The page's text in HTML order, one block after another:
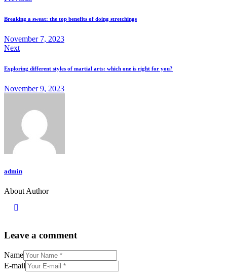
Breaking a sweat: the top benefits of doing stretchings
November 7, 2023
Next
Exploring different styles of martial arts: which one is right for you?
November 9, 2023
admin
About Author
Leave a comment
Name
E-mail